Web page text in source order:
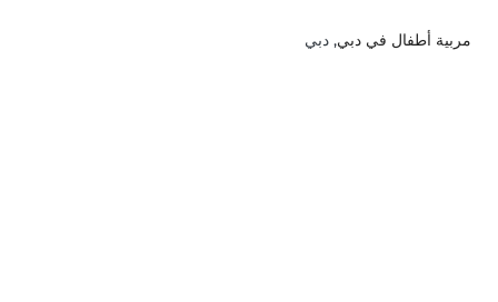
مربية أطفال في دبي, دبي